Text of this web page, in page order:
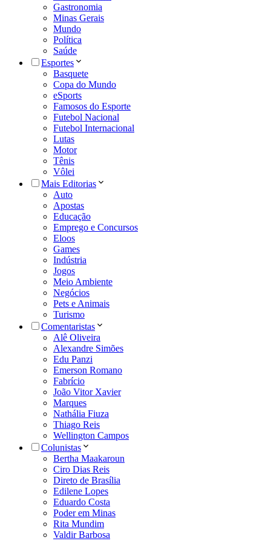
Gastronomia
Minas Gerais
Mundo
Política
Saúde
Esportes
Basquete
Copa do Mundo
eSports
Famosos do Esporte
Futebol Nacional
Futebol Internacional
Lutas
Motor
Tênis
Vôlei
Mais Editorias
Auto
Apostas
Educação
Emprego e Concursos
Eloos
Games
Indústria
Jogos
Meio Ambiente
Negócios
Pets e Animais
Turismo
Comentaristas
Alê Oliveira
Alexandre Simões
Edu Panzi
Emerson Romano
Fabrício
João Vitor Xavier
Marques
Nathália Fiuza
Thiago Reis
Wellington Campos
Colunistas
Bertha Maakaroun
Ciro Dias Reis
Direto de Brasília
Edilene Lopes
Eduardo Costa
Poder em Minas
Rita Mundim
Valdir Barbosa